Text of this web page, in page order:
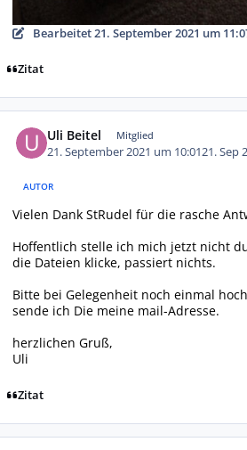
Bearbeitet21. September 2021 um
Zitat
Uli Beitel Mitglied
21. September 2021 um 10:0121. Sep
AUTOR
Vielen Dank StRudel für die rasche
Hoffentlich stelle ich mich jetzt nicht
die Dateien klicke, passiert nichts.
Bitte bei Gelegenheit noch einmal
sende ich Die meine mail-Adresse.
herzlichen Gruß,
Uli
Zitat